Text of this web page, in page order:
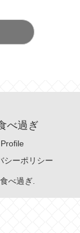
べ過ぎ
Profile
シーポリシー
べ過ぎ.